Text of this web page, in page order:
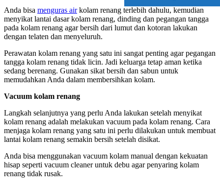
Anda bisa menguras airkolam renang terlebih dahulu, kemudian
menyikat lantai dasar kolam renang, dinding dan pegangan tangga
pada kolam renang agar bersih dari lumut dan kotoran lakukan
dengan telaten dan menyeluruh.
Perawatan kolam renang yang satu ini sangat penting agar pegangan
tangga kolam renang tidak licin. Jadi keluarga tetap aman ketika
sedang berenang. Gunakan sikat bersih dan sabun untuk
memudahkan Anda dalam membersihkan kolam.
Vacuum kolam renang
Langkah selanjutnya yang perlu Anda lakukan setelah menyikat
kolam renang adalah melakukan vacuum pada kolam renang. Cara
menjaga kolam renang yang satu ini perlu dilakukan untuk membuat
lantai kolam renang semakin bersih setelah disikat.
Anda bisa menggunakan vacuum kolam manual dengan kekuatan
hisap seperti vacuum cleaner untuk debu agar penyaring kolam
renang tidak rusak.